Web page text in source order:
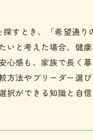
すとき、「希望通
いと考えた場合、健
心感も、家族で長く
方法やブリーダー選
ができる知識と自信